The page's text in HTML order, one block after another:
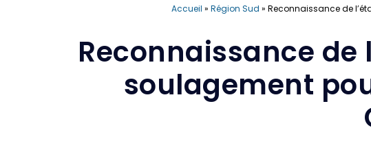
Accueil » Région Sud » Reconnaissance de
Reconnaissance
soulagement